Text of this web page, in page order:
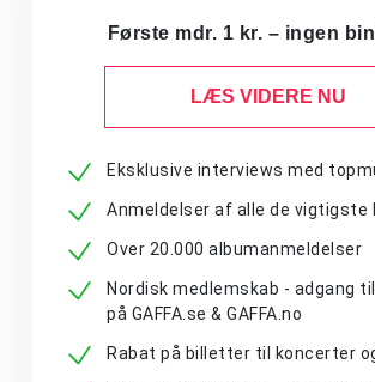
Første mdr. 1 kr. – ingen
LÆS VIDERE NU
Eksklusive interviews med
Anmeldelser af alle de vigtigste
Over 20.000 albumanmeldelser
Nordisk medlemskab - adgang
på GAFFA.se & GAFFA.no
Rabat på billetter til koncerter